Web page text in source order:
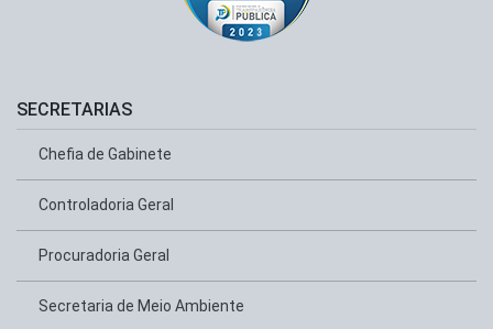
SECRETARIAS
Chefia de Gabinete
Controladoria Geral
Procuradoria Geral
Secretaria de Meio Ambiente